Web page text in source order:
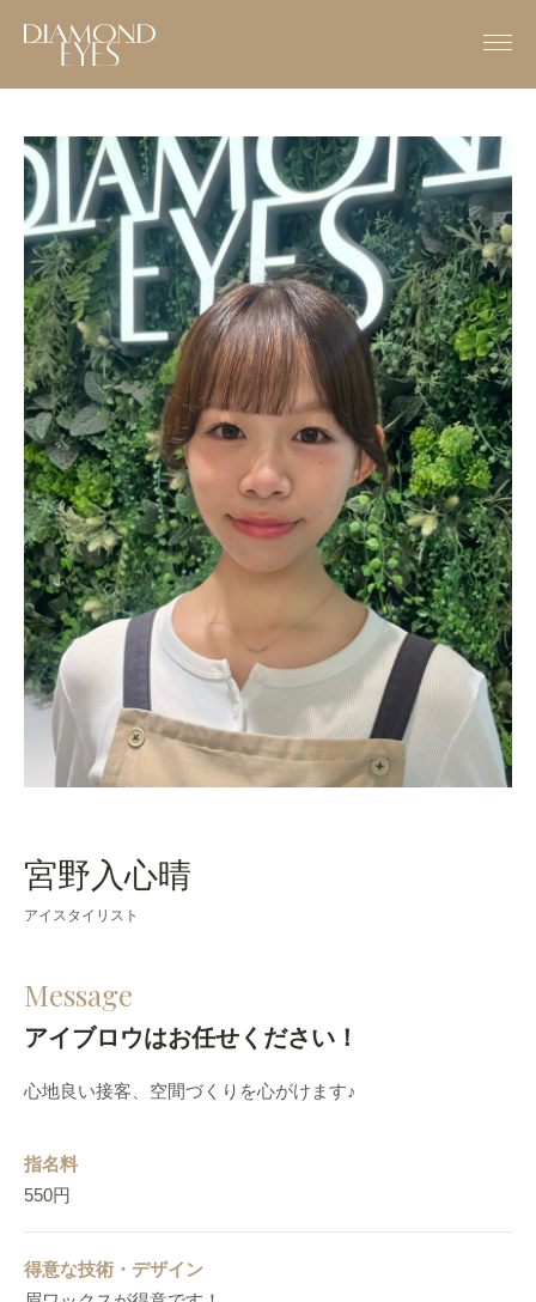
宮野入心晴
アイスタイリスト
Message
アイブロウはお任せください！
心地良い接客、空間づくりを心がけます♪
指名料
550円
得意な技術・デザイン